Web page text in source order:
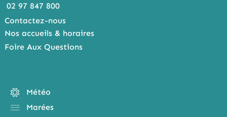
02 97 847 800
Contactez-nous
Nos accueils & horaires
Foire Aux Questions
Météo
Marées